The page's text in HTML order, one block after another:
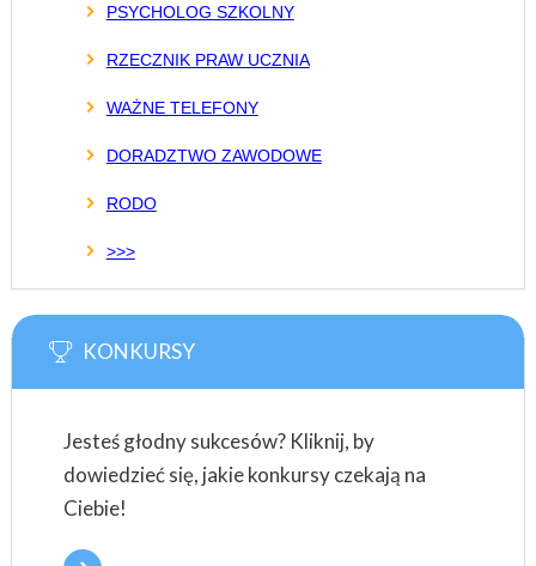
PSYCHOLOG SZKOLNY
RZECZNIK PRAW UCZNIA
WAŻNE TELEFONY
DORADZTWO ZAWODOWE
RODO
>>>
KONKURSY
Jesteś głodny sukcesów? Kliknij, by
dowiedzieć się, jakie konkursy czekają na
Ciebie!